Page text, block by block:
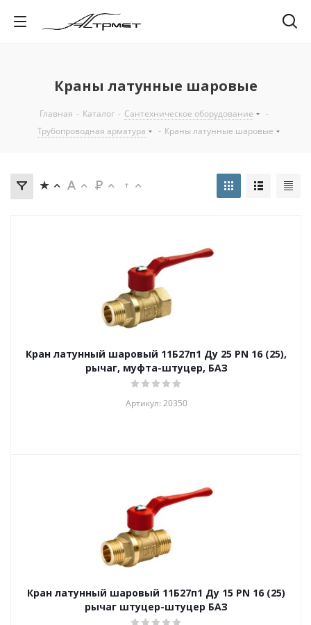
Краны латунные шаровые
Главная - Каталог - Сантехническое оборудование
-
Трубопроводная арматура
- Краны латунные шаровые
Кран латунный шаровый 11Б27п1 Ду 25 PN 16 (25),
рычаг, муфта-штуцер, БАЗ
Артикул: 20350
Кран латунный шаровый 11Б27п1 Ду 15 PN 16 (25)
рычаг штуцер-штуцер БАЗ